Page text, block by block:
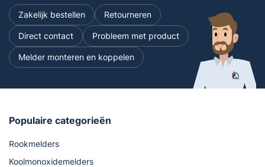
Zakelijk bestellen Retourneren
Direct contact Probleem met product
Melder monteren en koppelen
Populaire categorieën
Rookmelders
Koolmonoxidemelders